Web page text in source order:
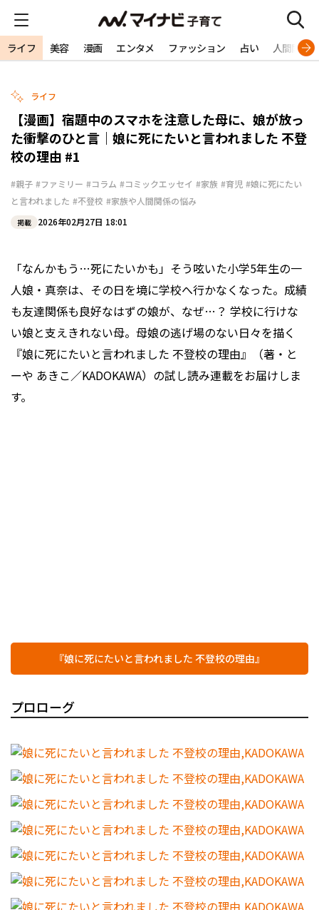
ライフ 美容 漫画 エンタメ ファッション 占い 人間関係
ライフ
【漫画】宿題中のスマホを注意した母に、娘が放っ
た衝撃のひと言｜娘に死にたいと言われました 不登
校の理由 #1
#親子 #ファミリー #コラム #コミックエッセイ #家族 #育児 #娘に死にたい
と言われました #不登校 #家族や人間関係の悩み
掲載 2026年02月27日 18:01
「なんかもう…死にたいかも」そう呟いた小学5年生の一
人娘・真奈は、その日を境に学校へ行かなくなった。成績
も友達関係も良好なはずの娘が、なぜ…？ 学校に行けな
い娘と支えきれない母。母娘の逃げ場のない日々を描く
『娘に死にたいと言われました 不登校の理由』（著・と
ーや あきこ／KADOKAWA）の試し読み連載をお届けしま
す。
『娘に死にたいと言われました 不登校の理由』
プロローグ